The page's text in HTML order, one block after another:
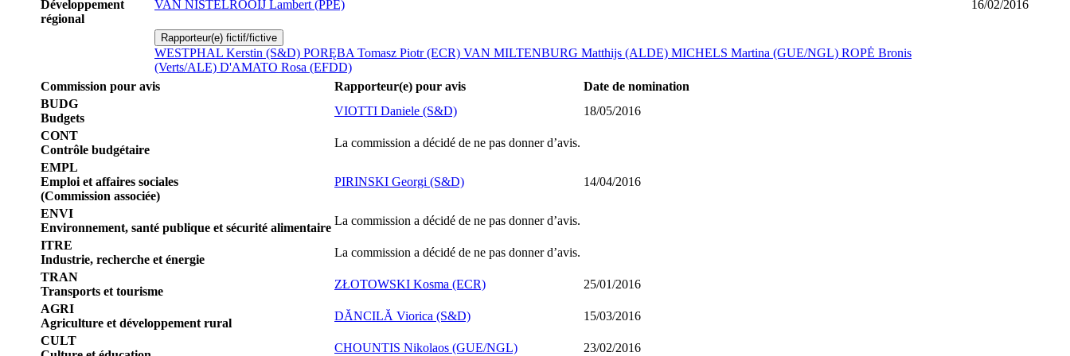
Développement
régional
VAN NISTELROOIJ Lambert (PPE) 16/02/2016
Rapporteur(e) fictif/fictive
WESTPHAL Kerstin (S&D) PORĘBA Tomasz Piotr (ECR) VAN MILTENBURG Matthijs (ALDE) MICHELS Martina (GUE/NGL) ROPĖ Bronis
(Verts/ALE) D'AMATO Rosa (EFDD)
Commission pour avis
Rapporteur(e) pour avis
Date de nomination
BUDG
Budgets
VIOTTI Daniele (S&D)
18/05/2016
CONT
Contrôle budgétaire
La commission a décidé de ne pas donner d’avis.
EMPL
Emploi et affaires sociales
(Commission associée)
PIRINSKI Georgi (S&D) 14/04/2016
ENVI
Environnement, santé publique et sécurité alimentaire
La commission a décidé de ne pas donner d’avis.
ITRE
Industrie, recherche et énergie
La commission a décidé de ne pas donner d’avis.
TRAN
Transports et tourisme
ZŁOTOWSKI Kosma (ECR)
25/01/2016
AGRI
Agriculture et développement rural
DĂNCILĂ Viorica (S&D)
15/03/2016
CULT
CHOUNTIS Nikolaos (GUE/NGL) 23/02/2016